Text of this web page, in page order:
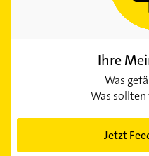
Ihre
Was
Was
Jetzt